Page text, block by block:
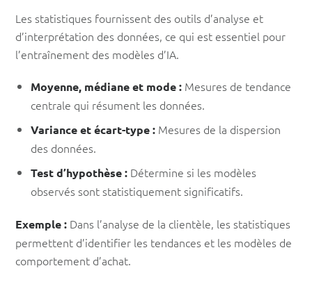
Les statistiques fournissent des outils d’analyse et
d’interprétation des données, ce qui est essentiel pour
l’entraînement des modèles d’IA.
Moyenne, médiane et mode : Mesures de tendance
centrale qui résument les données.
Variance et écart-type : Mesures de la dispersion
des données.
Test d’hypothèse : Détermine si les modèles
observés sont statistiquement significatifs.
Exemple : Dans l’analyse de la clientèle, les statistiques
permettent d’identifier les tendances et les modèles de
comportement d’achat.